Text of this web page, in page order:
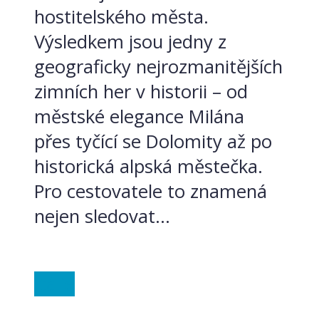
hostitelského města.
Výsledkem jsou jedny z
geograficky nejrozmanitějších
zimních her v historii – od
městské elegance Milána
přes tyčící se Dolomity až po
historická alpská městečka.
Pro cestovatele to znamená
nejen sledovat...